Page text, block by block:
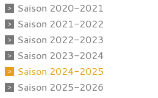
Saison 2020-2021
Saison 2021-2022
Saison 2022-2023
Saison 2023-2024
Saison 2024-2025
Saison 2025-2026